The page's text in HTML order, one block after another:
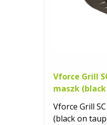
Vforce Grill
maszk
Vforce Grill
(black on